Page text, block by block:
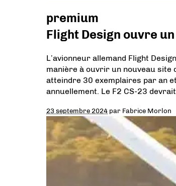
premium
Flight Design ouvre
L’avionneur allemand Flight
manière à ouvrir un nouveau site
atteindre 30 exemplaires par an
annuellement. Le F2 CS-23
23 septembre 2024 par Fabrice Morlon